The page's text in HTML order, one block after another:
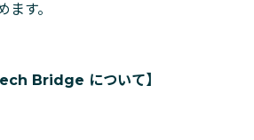
ます。
Bridge について】